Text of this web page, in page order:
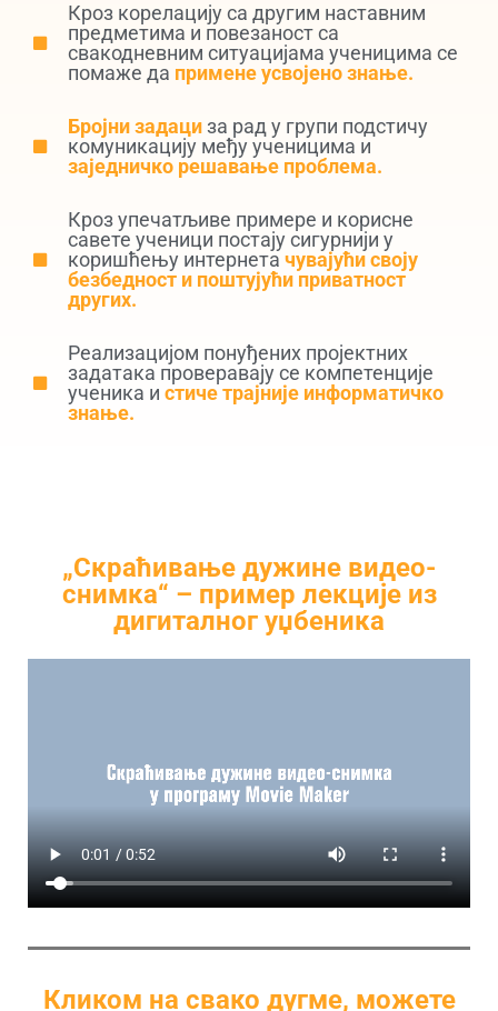
Кроз корелацију са другим наставним
предметима и повезаност са
свакодневним ситуацијама ученицима се
помаже да примене усвојено знање.
Бројни задациза рад у групи подстичу
комуникацију међу ученицима и
заједничко решавање проблема.
Кроз упечатљиве примере и корисне
савете ученици постају сигурнији у
коришћењу интернета чувајући своју
безбедност и поштујући приватност
других.
Реализацијом понуђених пројектних
задатака проверавају се компетенције
ученика и стиче трајније информатичко
знање.
„Скраћивање дужине видео-
снимка“ – пример лекције из
дигиталног уџбеника
Кликом на свако дугме, можете